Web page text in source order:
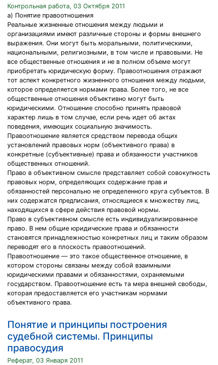
Контрольная работа, 03 Октября 2011
а) Понятие правоотношения
Реальные жизненные отношения между людьми и
организациями имеют различные стороны и формы внешнего
выражения. Они могут быть моральными, политическими,
национальными, религиозными, в том числе и правовыми. Не
все общественные отношения и не в полном объеме могут
приобретать юридическую форму. Правоотношения отражают
тот аспект конкретного жизненного отношения между людьми,
которое определяется нормами права. Более того, не все
общественные отношения объективно могут быть
юридическими. Отношение способно принять правовой
характер лишь в том случае, если речь идет об актах
поведения, имеющих социальную значимость.
Правоотношение является средством перевода общих
установлений правовых норм (объективного права) в
конкретные (субъективные) права и обязанности участников
общественных отношений.
Право в объективном смысле представляет собой совокупность
правовых норм, определяющих содержание прав и
обязанностей персонально не определенного круга субъектов. В
них содержатся предписания, относящиеся к множеству лиц,
находящихся в сфере действия правовой нормы.
Право в субъективном смысле есть индивидуализированное
право. В нем общие юридические права и обязанности
становятся принадлежностью конкретных лиц и таким образом
переводят его в плоскость правоотношений.
Правоотношение — это такое общественное отношение, в
котором стороны связаны между собой взаимными
юридическими правами и обязанностями, охраняемыми
государством. Правоотношение есть та мера внешней свободы,
которая предоставляется его участникам нормами
объективного права.
Понятие и принципы построения
судебной системы. Принципы
правосудия
Реферат, 03 Января 2011